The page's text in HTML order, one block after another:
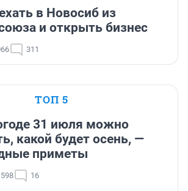
в Новосиб из
и открыть бизнес
311
ТОП 5
31 июля можно
какой будет осень, —
приметы
16